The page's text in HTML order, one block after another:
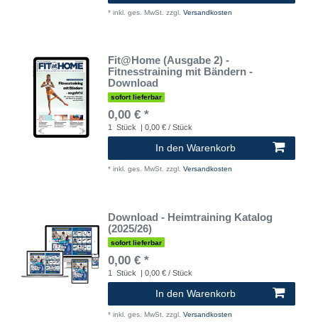
* inkl. ges. MwSt. zzgl. Versandkosten
Fit@Home (Ausgabe 2) -
Fitnesstraining mit Bändern -
Download
sofort lieferbar
0,00 € *
1 Stück | 0,00 € / Stück
In den Warenkorb
* inkl. ges. MwSt. zzgl. Versandkosten
Download - Heimtraining Katalog
(2025/26)
sofort lieferbar
0,00 € *
1 Stück | 0,00 € / Stück
In den Warenkorb
* inkl. ges. MwSt. zzgl. Versandkosten